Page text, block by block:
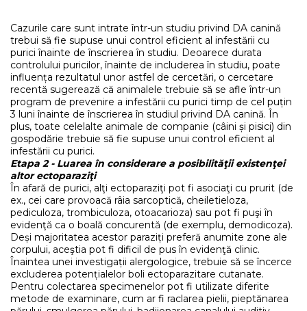
Cazurile care sunt intrate într-un studiu privind DA canină
trebui să fie supuse unui control eficient al infestării cu
purici înainte de înscrierea în studiu. Deoarece durata
controlului puricilor, înainte de includerea în studiu, poate
influența rezultatul unor astfel de cercetări, o cercetare
recentă sugerează că animalele trebuie să se afle într-un
program de prevenire a infestării cu purici timp de cel puțin
3 luni înainte de înscrierea în studiul privind DA canină. În
plus, toate celelalte animale de companie (câini și pisici) din
gospodărie trebuie să fie supuse unui control eficient al
infestării cu purici.
Etapa 2 - Luarea în considerare a posibilităţii existenţei
altor ectoparaziţi
În afară de purici, alţi ectoparaziţi pot fi asociaţi cu prurit (de
ex., cei care provoacă râia sarcoptică, cheiletieloza,
pediculoza, trombiculoza, otoacarioza) sau pot fi puşi în
evidenţă ca o boală concurentă (de exemplu, demodicoza).
Deși majoritatea acestor paraziți preferă anumite zone ale
corpului, aceştia pot fi dificil de pus în evidenţă clinic.
Înaintea unei investigații alergologice, trebuie să se încerce
excluderea potențialelor boli ectoparazitare cutanate.
Pentru colectarea specimenelor pot fi utilizate diferite
metode de examinare, cum ar fi raclarea pielii, pieptănarea